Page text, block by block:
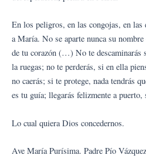
En los peligros, en las congojas, en
a María. No se aparte nunca su
de tu corazón (…) No te descaminarás
la ruegas; no te perderás, si en ella
no caerás; si te protege, nada tendrás
es tu guía; llegarás felizmente a puerto,
Lo cual quiera Dios concedernos.
Ave María Purísima. Padre Pío